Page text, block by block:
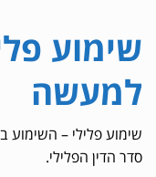
שימוע
למעשה
סדר הדין הפלילי.